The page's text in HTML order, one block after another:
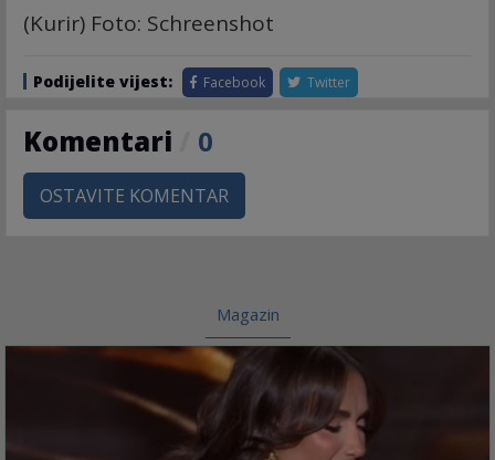
(Kurir) Foto: Schreenshot
Podijelite vijest: Facebook Twitter
Komentari 0
OSTAVITE KOMENTAR
Magazin